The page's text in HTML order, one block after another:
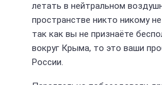
летать в нейтральном
пространстве никто никому
так как вы не признаёте
вокруг Крыма, то это ваши
России.